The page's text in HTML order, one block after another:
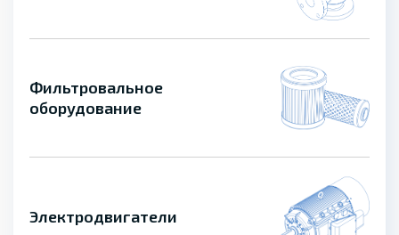
Фильтровальное
оборудование
Электродвигатели